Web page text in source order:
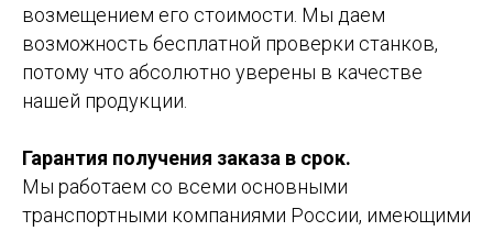
возмещением его стоимости. Мы даем
возможность бесплатной проверки станков,
потому что абсолютно уверены в качестве
нашей продукции.
Гарантия получения заказа в срок.
Мы работаем со всеми основными
транспортными компаниями России, имеющими